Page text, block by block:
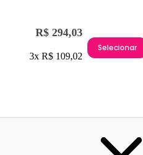
R$ 294,03
3x R$ 109,02
Selecionar